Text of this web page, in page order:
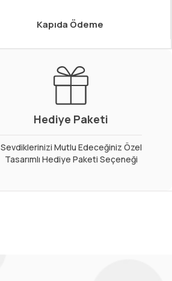
Kapıda Ödeme
Hediye Paketi
Sevdiklerinizi Mutlu Edeceğiniz Özel
Tasarımlı Hediye Paketi Seçeneği